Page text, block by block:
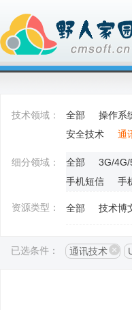
技术领域： 全部 操作系
安全技术
通
细分领域： 全部 3G/
手机短信
手
资源类型： 全部 技术博
已选条件： 通讯技术